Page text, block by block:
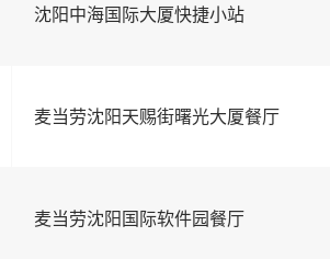
沈阳中海国际大厦快捷小站
麦当劳沈阳天赐街曙光大厦餐厅
麦当劳沈阳国际软件园餐厅